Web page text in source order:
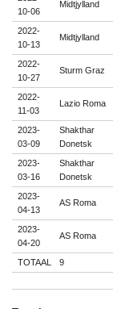
10-06
Midtjylland
2022-
10-13
Midtjylland
2022-
10-27
Sturm Graz
2022-
11-03
Lazio Roma
2023-
03-09
Shakthar
Donetsk
2023-
03-16
Shakthar
Donetsk
2023-
04-13
AS Roma
2023-
04-20
AS Roma
TOTAAL 9